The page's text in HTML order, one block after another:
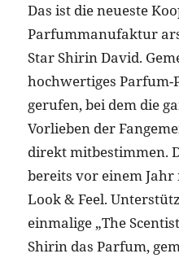
Das ist die neueste
Parfummanufaktur
Star Shirin David.
hochwertiges Parfum-
gerufen, bei dem die
Vorlieben der
direkt mitbestimmen.
bereits vor einem
Look & Feel.
einmalige „The
Shirin das Parfum,